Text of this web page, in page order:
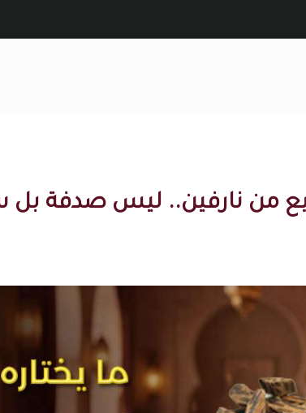
من نارفين.. ليس صدفة بل